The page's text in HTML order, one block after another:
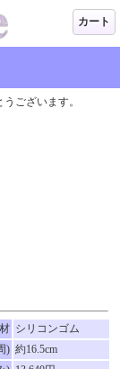
カート
ございます。
シリコンゴム
) 約16.5cm